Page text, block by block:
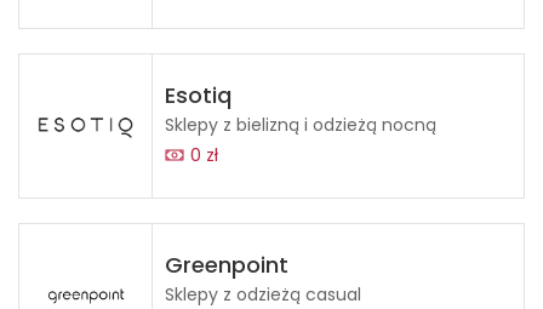
Esotiq
Sklepy z bielizną i odzieżą nocną
0 zł
Greenpoint
Sklepy z odzieżą casual